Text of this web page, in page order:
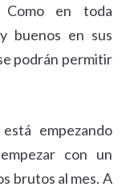
Como en toda
buenos en sus
podrán permitir
empezando
con un
brutos al mes. A